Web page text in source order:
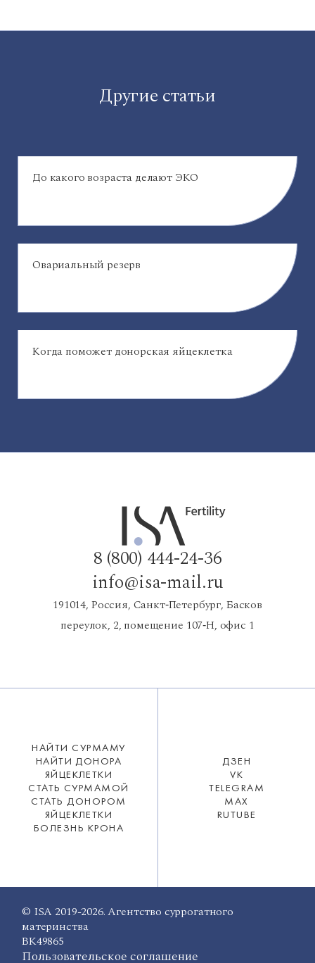
Другие статьи
До какого возраста делают ЭКО
Овариальный резерв
Когда поможет донорская яйцеклетка
8 (800) 444-24-36
info@isa-mail.ru
191014, Россия, Санкт‑Петербург, Басков
переулок, 2, помещение 107‑Н, офис 1
НАЙТИ СУРМАМУ
НАЙТИ ДОНОРА
ЯЙЦЕКЛЕТКИ
СТАТЬ СУРМАМОЙ
СТАТЬ ДОНОРОМ
ЯЙЦЕКЛЕТКИ
БОЛЕЗНЬ КРОНА
ДЗЕН
VK
TELEGRAM
MAX
RUTUBE
© ISA 2019-2026. Агентство суррогатного
материнства
ВК49865
Пользовательское соглашение